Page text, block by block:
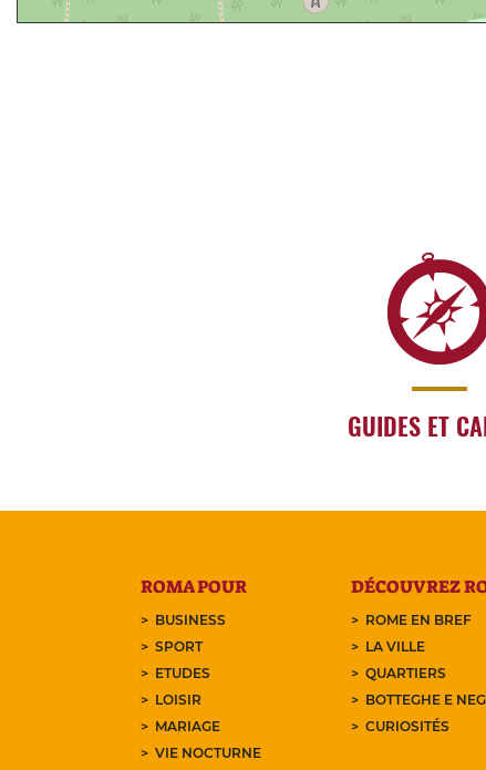
GUIDES ET
ROMA POUR
BUSINESS
SPORT
ETUDES
LOISIR
MARIAGE
VIE NOCTURNE
DÉCOUVREZ
ROME EN BREF
LA VILLE
QUARTIERS
BOTTEGHE E
CURIOSITÉS